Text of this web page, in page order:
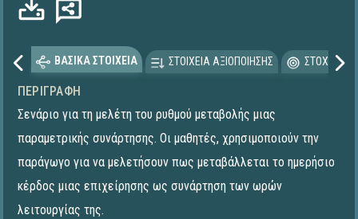
ΒΑΣΙΚΑ ΣΤΟΙΧΕΙΑ ΣΤΟΙΧΕΙΑ ΑΞΙΟΠΟΙΗΣΗΣ
ΠΕΡΙΓΡΑΦΉ
Σενάριο για τη μελέτη του ρυθμού μεταβολής μιας
παραμετρικής συνάρτησης. Οι μαθητές, χρησιμοποιούν την
παράγωγο για να μελετήσουν πως μεταβάλλεται το ημερήσιο
κέρδος μιας επιχείρησης ως συνάρτηση των ωρών
λειτουργίας της.